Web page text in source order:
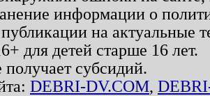
информации о
на актуальные
для детей старше 16 лет.
субсидий.
DEBRI-DV.COM,